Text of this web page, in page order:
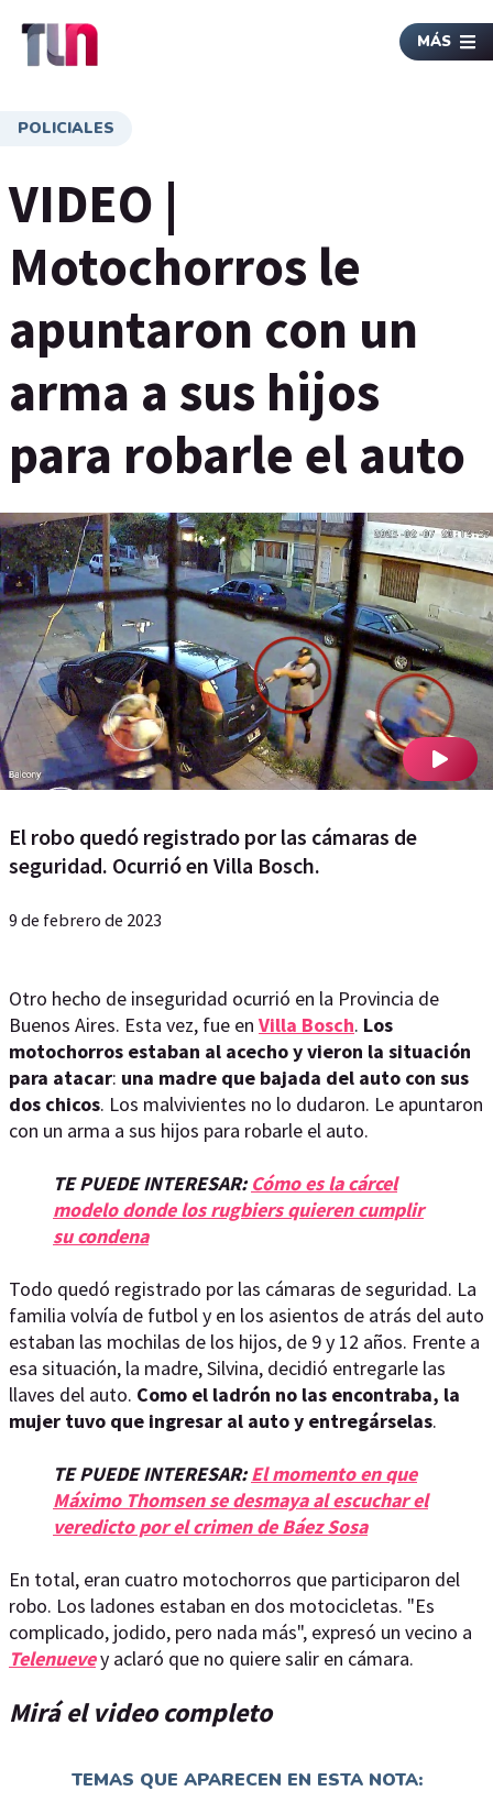
MÁS
POLICIALES
VIDEO |
Motochorros le
apuntaron con un
arma a sus hijos
para robarle el auto
El robo quedó registrado por las cámaras de
seguridad. Ocurrió en Villa Bosch.
9 de febrero de 2023
Otro hecho de inseguridad ocurrió en la Provincia de
Buenos Aires. Esta vez, fue en Villa Bosch. Los
motochorros estaban al acecho y vieron la situación
para atacar: una madre que bajada del auto con sus
dos chicos. Los malvivientes no lo dudaron. Le apuntaron
con un arma a sus hijos para robarle el auto.
TE PUEDE INTERESAR:Cómo es la cárcel
modelo donde los rugbiers quieren cumplir
su condena
Todo quedó registrado por las cámaras de seguridad. La
familia volvía de futbol y en los asientos de atrás del auto
estaban las mochilas de los hijos, de 9 y 12 años. Frente a
esa situación, la madre, Silvina, decidió entregarle las
llaves del auto. Como el ladrón no las encontraba, la
mujer tuvo que ingresar al auto y entregárselas.
TE PUEDE INTERESAR:El momento en que
Máximo Thomsen se desmaya al escuchar el
veredicto por el crimen de Báez Sosa
En total, eran cuatro motochorros que participaron del
robo. Los ladones estaban en dos motocicletas. "Es
complicado, jodido, pero nada más", expresó un vecino a
Telenuevey aclaró que no quiere salir en cámara.
Mirá el video completo
TEMAS QUE APARECEN EN ESTA NOTA: